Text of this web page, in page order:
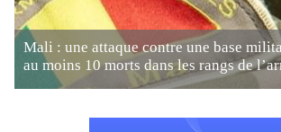
Mali : une attaque contre une base
au moins 10 morts dans les rangs de